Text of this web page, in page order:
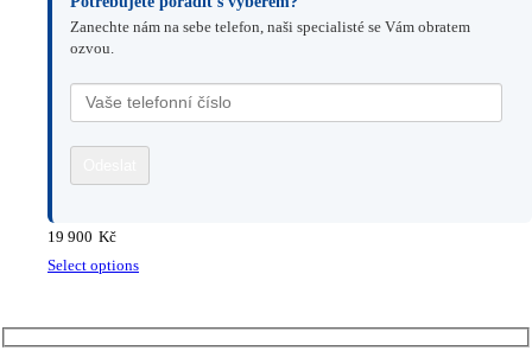
Zanechte nám na sebe telefon, naši specialisté se Vám obratem
ozvou.
19 900 Kč
Select options